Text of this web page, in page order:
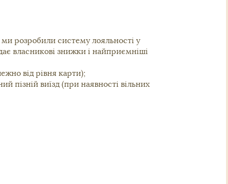
розробили систему лояльності у
власникові знижки і найприємніші
від рівня карти);
пізній виїзд (при наявності вільних